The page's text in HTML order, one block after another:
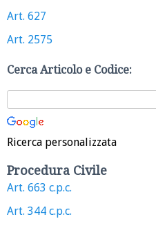
Art. 627
Art. 2575
Cerca Articolo e Codice:
Ricerca personalizzata
Procedura Civile
Art. 663 c.p.c.
Art. 344 c.p.c.